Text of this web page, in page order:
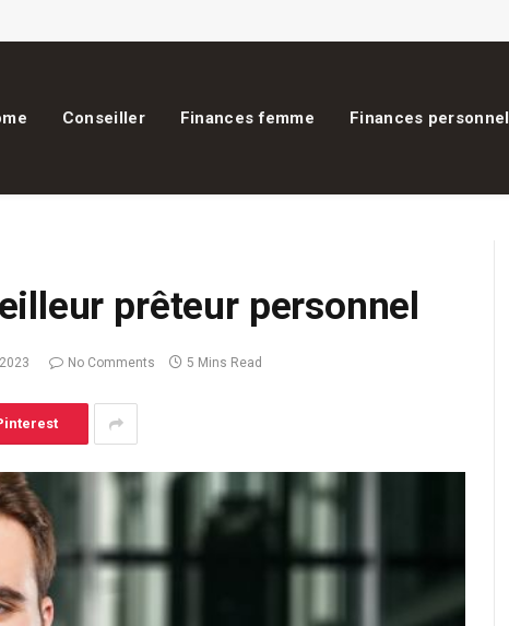
Conseiller Finances femme Finances
prêteur personnel
No Comments 5 Mins Read